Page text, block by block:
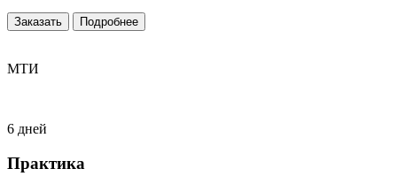
Заказать Подробнее
МТИ
6 дней
Практика